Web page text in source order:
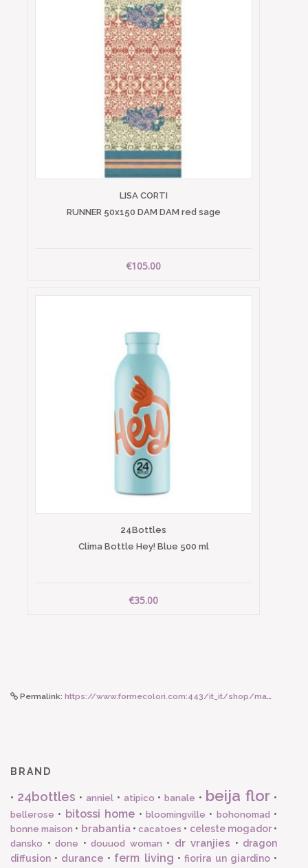
LISA CORTI
RUNNER 50x150 DAM DAM red sage
€105.00
24Bottles
Clima Bottle Hey! Blue 500 ml
€35.00
Permalink: https://www.formecolori.com:443/it_it/shop/maman_et_sophie/orecchini__a_monachella/maman_et_sophie_orecchino_corto_coralli/5354
BRAND
• 24bottles • anniel• atipico •banale • beija flor •
bellerose • bitossi home • bloomingville • bohonomad •
bonne maison • brabantia•cacatoes • celeste mogador•
dansko • done • douuod woman • dr vranjies • dragon
diffusion • durance • ferm living • fiorira un giardino•